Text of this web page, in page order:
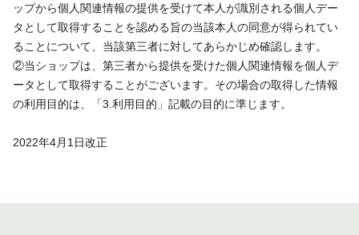
ップから個人関連情報の提供を受けて本人が識別される個人デー
タとして取得することを認める旨の当該本人の同意が得られてい
ることについて、当該第三者に対してあらかじめ確認します。
②当ショップは、第三者から提供を受けた個人関連情報を個人デ
ータとして取得することがございます。その場合の取得した情報
の利用目的は、「3.利用目的」記載の目的に準じます。
2022年4月1日改正